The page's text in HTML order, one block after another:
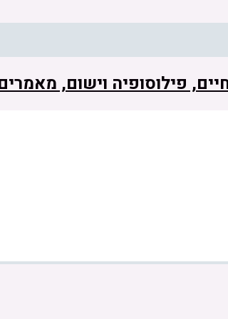
פילוסופיה וישום,